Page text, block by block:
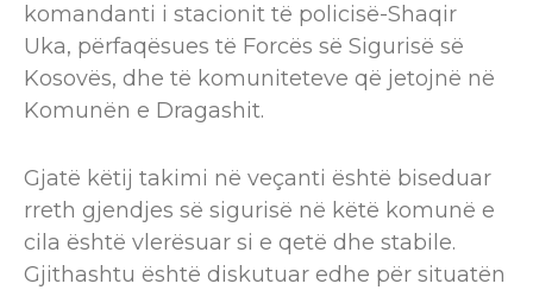
komandanti i stacionit të policisë-Shaqir
Uka, përfaqësues të Forcës së Sigurisë së
Kosovës, dhe të komuniteteve që jetojnë në
Komunën e Dragashit.
Gjatë këtij takimi në veçanti është biseduar
rreth gjendjes së sigurisë në këtë komunë e
cila është vlerësuar si e qetë dhe stabile.
Gjithashtu është diskutuar edhe për situatën